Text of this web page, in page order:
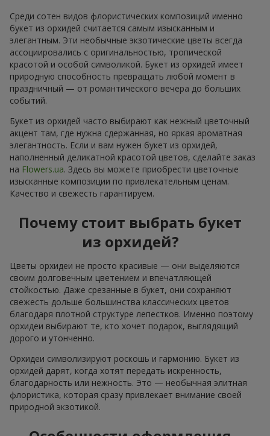
Среди сотен видов флористических композиций именно
букет из орхидей считается самым изысканным и
элегантным. Эти необычные экзотические цветы всегда
ассоциировались с оригинальностью, тропической
красотой и особой символикой. Букет из орхидей имеет
природную способность превращать любой момент в
праздничный — от романтического вечера до больших
событий.
Букет из орхидей часто выбирают как нежный цветочный
акцент там, где нужна сдержанная, но яркая ароматная
элегантность. Если и вам нужен букет из орхидей,
наполненный деликатной красотой цветов, сделайте заказ
на Flowers.ua. Здесь вы можете приобрести цветочные
изысканные композиции по привлекательным ценам.
Качество и свежесть гарантируем.
Почему стоит выбрать букет
из орхидей?
Цветы орхидеи не просто красивые — они выделяются
своим долговечным цветением и впечатляющей
стойкостью. Даже срезанные в букет, они сохраняют
свежесть дольше большинства классических цветов
благодаря плотной структуре лепестков. Именно поэтому
орхидеи выбирают те, кто хочет подарок, выглядящий
дорого и утонченно.
Орхидеи символизируют роскошь и гармонию. Букет из
орхидей дарят, когда хотят передать искренность,
благодарность или нежность. Это — необычная элитная
флористика, которая сразу привлекает внимание своей
природной экзотикой.